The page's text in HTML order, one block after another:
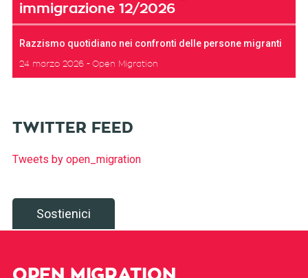
immigrazione 12/2026
Razzismo quotidiano nei confronti delle persone migranti
24 marzo 2026 Open Migration
TWITTER FEED
Tweets by open_migration
Sostienici